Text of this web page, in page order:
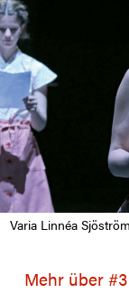
Varia Linnéa
Mehr über